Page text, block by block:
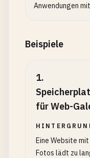
Anwendungen
Beispiele
1.
für Web-
Eine Website
Fotos lädt zu